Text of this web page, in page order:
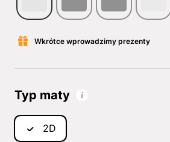
Wkrótce wprowadzimy prezenty
Typ maty
2D